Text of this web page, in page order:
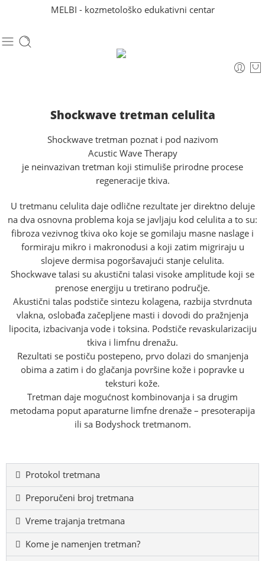
MELBI - kozmetološko edukativni centar
Shockwave tretman celulita
Shockwave tretman poznat i pod nazivom
Acustic Wave Therapy
je neinvazivan tretman koji stimuliše prirodne procese
regeneracije tkiva.
U tretmanu celulita daje odlične rezultate jer direktno deluje
na dva osnovna problema koja se javljaju kod celulita a to su:
fibroza vezivnog tkiva oko koje se gomilaju masne naslage i
formiraju mikro i makronodusi a koji zatim migriraju u
slojeve dermisa pogoršavajući stanje celulita.
Shockwave talasi su akustični talasi visoke amplitude koji se
prenose energiju u tretirano područje.
Akustični talas podstiče sintezu kolagena, razbija stvrdnuta
vlakna, oslobađa začepljene masti i dovodi do pražnjenja
lipocita, izbacivanja vode i toksina. Podstiče revaskularizaciju
tkiva i limfnu drenažu.
Rezultati se postiču postepeno, prvo dolazi do smanjenja
obima a zatim i do glačanja površine kože i popravke u
teksturi kože.
Tretman daje mogućnost kombinovanja i sa drugim
metodama poput aparaturne limfne drenaže – presoterapija
ili sa Bodyshock tretmanom.
Protokol tretmana
Preporučeni broj tretmana
Vreme trajanja tretmana
Kome je namenjen tretman?